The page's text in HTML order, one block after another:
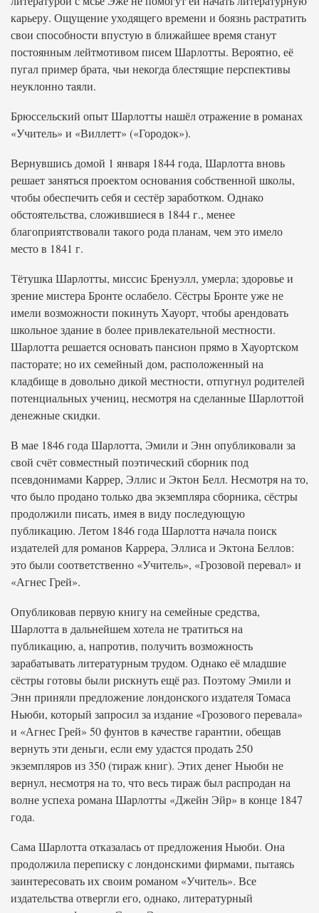
карьеру. Ощущение уходящего времени и боязнь растратить
свои способности впустую в ближайшее время станут
постоянным лейтмотивом писем Шарлотты. Вероятно, её
пугал пример брата, чьи некогда блестящие перспективы
неуклонно таяли.
Брюссельский опыт Шарлотты нашёл отражение в романах
«Учитель» и «Виллетт» («Городок»).
Вернувшись домой 1 января 1844 года, Шарлотта вновь
решает заняться проектом основания собственной школы,
чтобы обеспечить себя и сестёр заработком. Однако
обстоятельства, сложившиеся в 1844 г., менее
благоприятствовали такого рода планам, чем это имело
место в 1841 г.
Тётушка Шарлотты, миссис Бренуэлл, умерла; здоровье и
зрение мистера Бронте ослабело. Сёстры Бронте уже не
имели возможности покинуть Хауорт, чтобы арендовать
школьное здание в более привлекательной местности.
Шарлотта решается основать пансион прямо в Хауортском
пасторате; но их семейный дом, расположенный на
кладбище в довольно дикой местности, отпугнул родителей
потенциальных учениц, несмотря на сделанные Шарлоттой
денежные скидки.
В мае 1846 года Шарлотта, Эмили и Энн опубликовали за
свой счёт совместный поэтический сборник под
псевдонимами Каррер, Эллис и Эктон Белл. Несмотря на то,
что было продано только два экземпляра сборника, сёстры
продолжили писать, имея в виду последующую
публикацию. Летом 1846 года Шарлотта начала поиск
издателей для романов Каррера, Эллиса и Эктона Беллов:
это были соответственно «Учитель», «Грозовой перевал» и
«Агнес Грей».
Опубликовав первую книгу на семейные средства,
Шарлотта в дальнейшем хотела не тратиться на
публикацию, а, напротив, получить возможность
зарабатывать литературным трудом. Однако её младшие
сёстры готовы были рискнуть ещё раз. Поэтому Эмили и
Энн приняли предложение лондонского издателя Томаса
Ньюби, который запросил за издание «Грозового перевала»
и «Агнес Грей» 50 фунтов в качестве гарантии, обещав
вернуть эти деньги, если ему удастся продать 250
экземпляров из 350 (тираж книг). Этих денег Ньюби не
вернул, несмотря на то, что весь тираж был распродан на
волне успеха романа Шарлотты «Джейн Эйр» в конце 1847
года.
Сама Шарлотта отказалась от предложения Ньюби. Она
продолжила переписку с лондонскими фирмами, пытаясь
заинтересовать их своим романом «Учитель». Все
издательства отвергли его, однако, литературный